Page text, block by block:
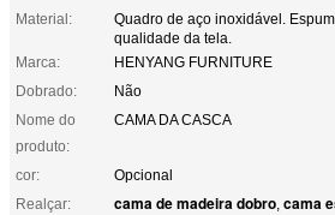
Material:
Quadro de aço inoxidável.
qualidade da tela.
Marca:
HENYANG FURNITURE
Dobrado:
Não
Nome do
produto:
CAMA DA CASCA
cor:
Opcional
Realçar:
cama de madeira dobro, cama